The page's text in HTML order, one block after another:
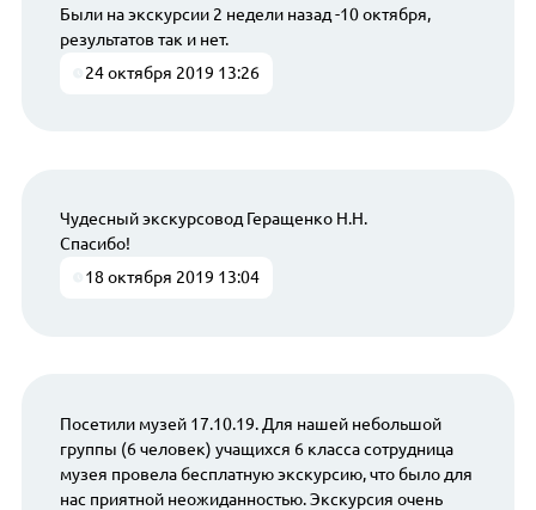
Были на экскурсии 2 недели назад -10 октября,
результатов так и нет.
24 октября 2019 13:26
Чудесный экскурсовод Геращенко Н.Н.
Спасибо!
18 октября 2019 13:04
Посетили музей 17.10.19. Для нашей небольшой
группы (6 человек) учащихся 6 класса сотрудница
музея провела бесплатную экскурсию, что было для
нас приятной неожиданностью. Экскурсия очень